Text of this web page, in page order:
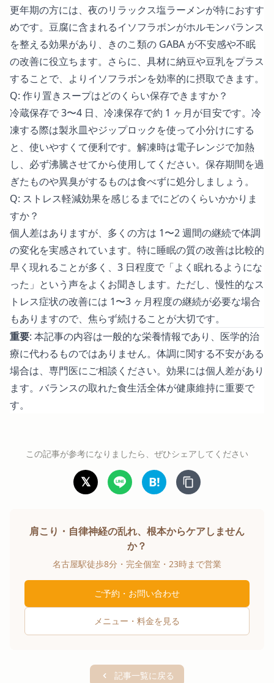
更年期の方には、夜のリラックス塩ラーメンが特におすす
めです。豆腐に含まれるイソフラボンがホルモンバランス
を整える効果があり、きのこ類の GABA が不安感や不眠
の改善に役立ちます。さらに、具材に納豆や豆乳をプラス
することで、よりイソフラボンを効率的に摂取できます。
Q: 作り置きスープはどのくらい保存できますか？
冷蔵保存で 3〜4 日、冷凍保存で約 1 ヶ月が目安です。冷
凍する際は製氷皿やジップロックを使って小分けにする
と、使いやすくて便利です。解凍時は電子レンジで加熱
し、必ず沸騰させてから使用してください。保存期間を過
ぎたものや異臭がするものは食べずに処分しましょう。
Q: ストレス軽減効果を感じるまでにどのくらいかかりま
すか？
個人差はありますが、多くの方は 1〜2 週間の継続で体調
の変化を実感されています。特に睡眠の質の改善は比較的
早く現れることが多く、3 日程度で「よく眠れるようにな
った」という声をよくお聞きします。ただし、慢性的なス
トレス症状の改善には 1〜3 ヶ月程度の継続が必要な場合
もありますので、焦らず続けることが大切です。
重要: 本記事の内容は一般的な栄養情報であり、医学的治
療に代わるものではありません。体調に関する不安がある
場合は、専門医にご相談ください。効果には個人差があり
ます。バランスの取れた食生活全体が健康維持に重要で
す。
この記事が参考になりましたら、ぜひシェアしてください
𝕏 B!
肩こり・自律神経の乱れ、根本からケアしません
か？
名古屋駅徒歩8分・完全個室・23時まで営業
ご予約・お問い合わせ
メニュー・料金を見る
記事一覧に戻る